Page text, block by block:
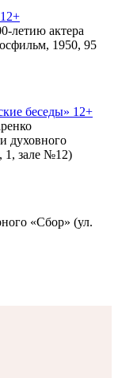
летию актера
1950, 95
беседы» 12+
духовного
1, зале №12)
«Сбор» (ул.